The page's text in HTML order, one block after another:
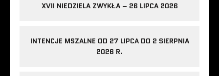
XVII NIEDZIELA ZWYKŁA – 26 LIPCA 2026
INTENCJE MSZALNE OD 27 LIPCA DO 2 SIERPNIA
2026 R.